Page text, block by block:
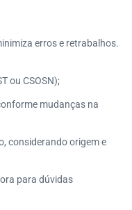
erros e retrabalhos.
ou CSOSN);
mudanças na
considerando origem e
para dúvidas